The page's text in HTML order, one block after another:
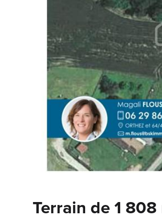
Terrain de 1